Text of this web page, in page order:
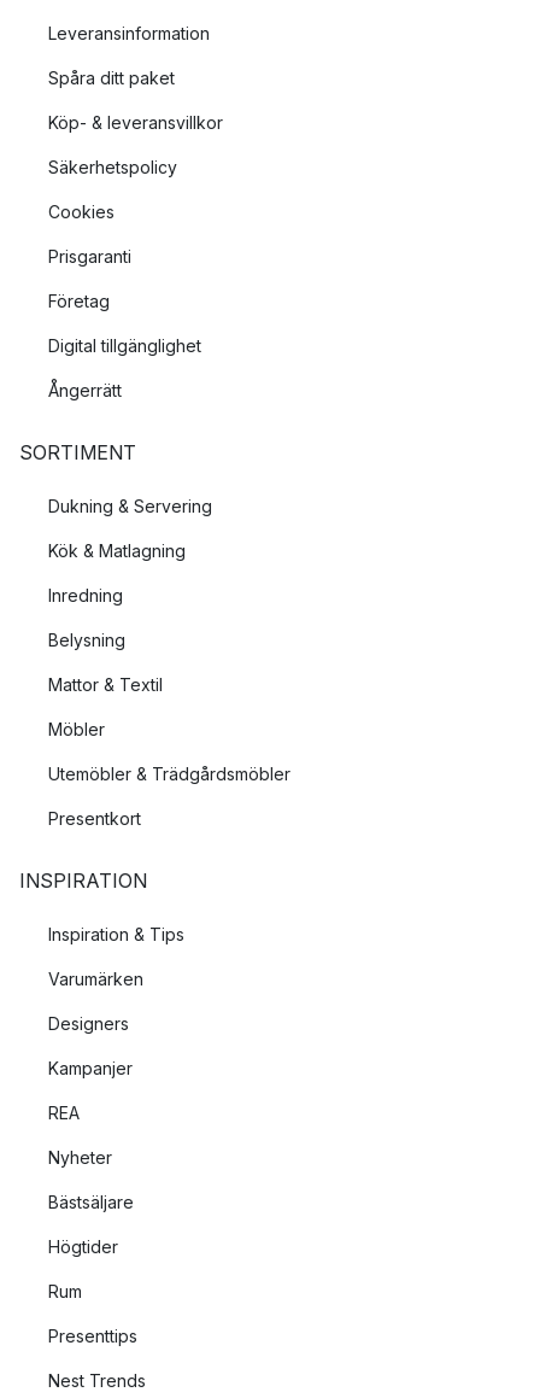
Leveransinformation
Spåra ditt paket
Köp- & leveransvillkor
Säkerhetspolicy
Cookies
Prisgaranti
Företag
Digital tillgänglighet
Ångerrätt
SORTIMENT
Dukning & Servering
Kök & Matlagning
Inredning
Belysning
Mattor & Textil
Möbler
Utemöbler & Trädgårdsmöbler
Presentkort
INSPIRATION
Inspiration & Tips
Varumärken
Designers
Kampanjer
REA
Nyheter
Bästsäljare
Högtider
Rum
Presenttips
Nest Trends